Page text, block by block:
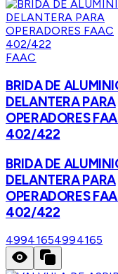
FAAC
BRIDA DE
DELANTERA PARA
OPERADORES
402/422
BRIDA DE
DELANTERA PARA
OPERADORES
402/422
49941654994165